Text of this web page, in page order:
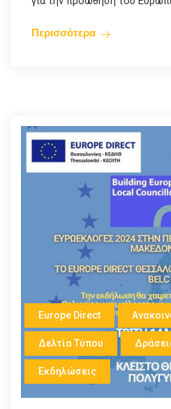
Περισσότερα
Europe Direct
Δελτία Τύπου
Εκδηλώσεις